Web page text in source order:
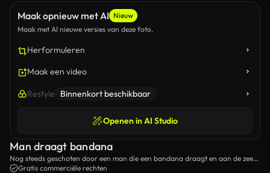
Maak opnieuw met AI Nieuw
Maak met AI nieuwe versies van deze foto.
Herformuleren
Maak een video
Restyle Binnenkort beschikbaar
Openen in AI Studio
Man draagt bandana
Nog steeds geschoten door een man die een bandana draagt en aan de zee
staat.Gratis commerciële rechten